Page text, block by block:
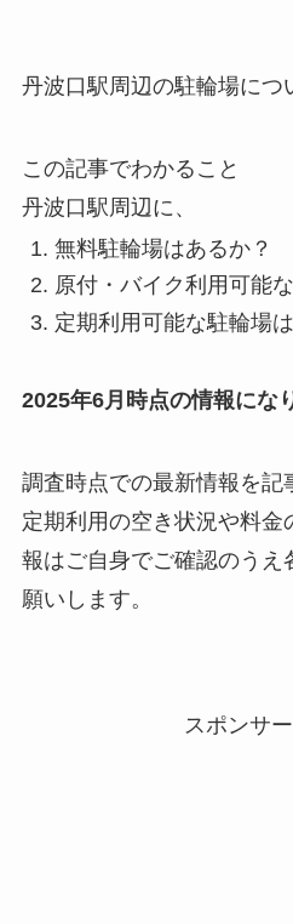
丹波口駅周辺の駐輪場につ
この記事でわかること
丹波口駅周辺に、
無料駐輪場はあるか？
原付・バイク利用可能
定期利用可能な駐輪場
2025年6月時点の情報にな
調査時点での最新情報を記
定期利用の空き状況や料金
報はご自身でご確認のうえ
願いします。
スポンサ